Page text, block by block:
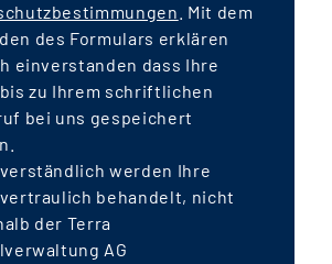
. Mit dem
des Formulars erklären
einverstanden dass Ihre
zu Ihrem schriftlichen
bei uns gespeichert
werden Ihre
behandelt, nicht
der Terra
AG